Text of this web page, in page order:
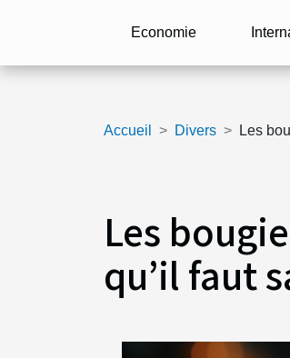
Economie
Accueil Divers Les
Les
qu’il faut